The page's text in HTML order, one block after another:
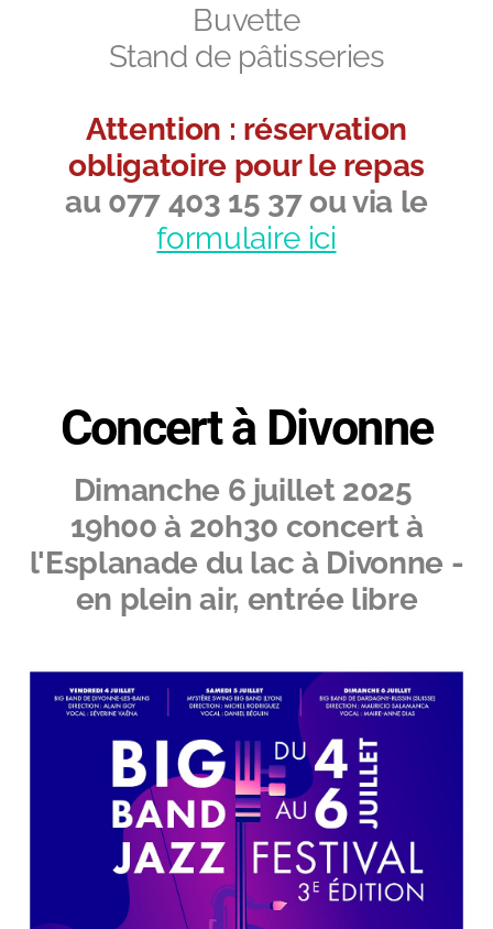
Buvette
Stand de pâtisseries
Attention : réservation
obligatoire pour le repas
au 077 403 15 37 ou via le
formulaire ici
Concert à Divonne
Dimanche 6 juillet 2025
19h00 à 20h30 concert à
l'Esplanade du lac à Divonne -
en plein air, entrée libre